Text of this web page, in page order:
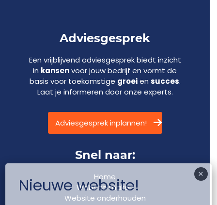
Adviesgesprek
Een vrijblijvend adviesgesprek biedt inzicht
in kansenvoor jouw bedrijf en vormt de
basis voor toekomstige groeien succes.
Laat je informeren door onze experts.
Adviesgesprek inplannen!
Snel naar:
Home
Website maken
Website onderhouden
Nieuwe website!
×